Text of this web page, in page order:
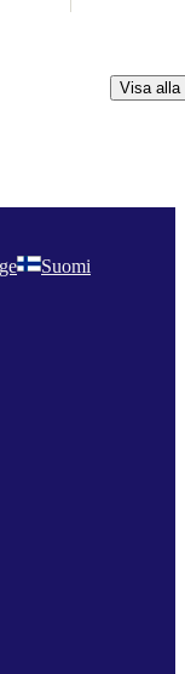
Visa alla
Suomi